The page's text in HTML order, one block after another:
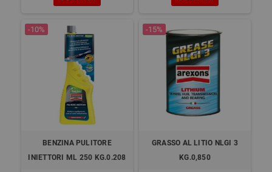
-10%
BENZINA PULITORE
INIETTORI ML 250 KG.0.208
-15%
GRASSO AL LITIO NLGI 3
KG.0,850